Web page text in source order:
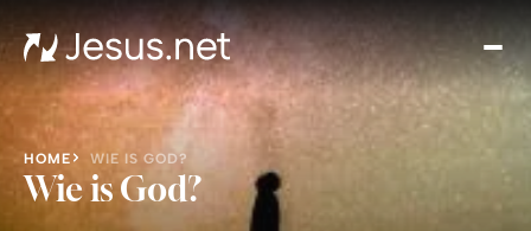
HOME WIE IS GOD?
Wie is God?